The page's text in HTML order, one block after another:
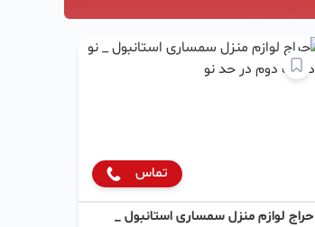
تماس
حراج لوازم منزل سمساری استانبول _